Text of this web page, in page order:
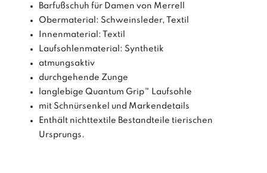
Barfußschuh für Damen von Merrell
Obermaterial: Schweinsleder, Textil
Innenmaterial: Textil
Laufsohlenmaterial: Synthetik
atmungsaktiv
durchgehende Zunge
langlebige Quantum Grip™ Laufsohle
mit Schnürsenkel und Markendetails
Enthält nichttextile Bestandteile tierischen
Ursprungs.